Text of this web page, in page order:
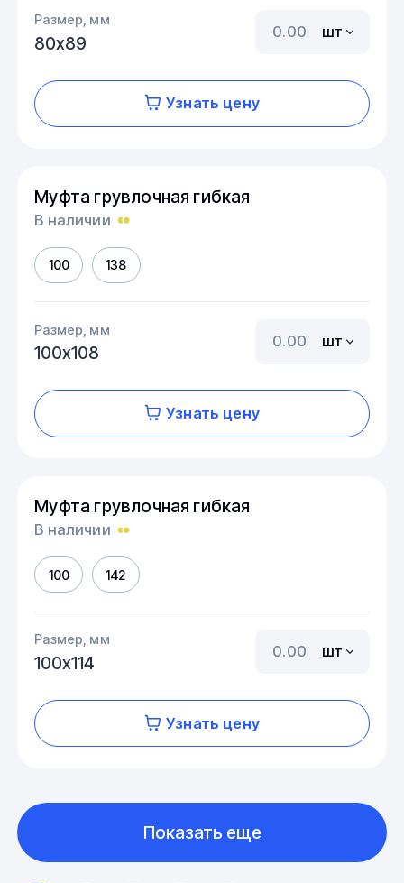
Размер, мм
80х89
шт
Узнать цену
Муфта грувлочная гибкая
В наличии
100 138
Размер, мм
100х108
шт
Узнать цену
Муфта грувлочная гибкая
В наличии
100 142
Размер, мм
100х114
шт
Узнать цену
Показать еще